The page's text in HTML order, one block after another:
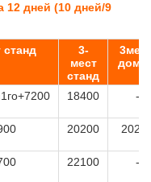
12 дней (10 дней/9
станд
3-
мест
станд
18400 -
20200
22100 -